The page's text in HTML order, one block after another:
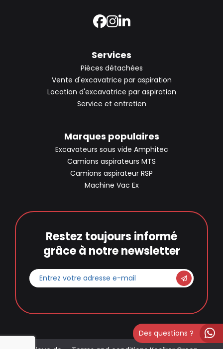
Services
Pièces détachées
Vente d'excavatrice par aspiration
Location d'excavatrice par aspiration
Service et entretien
Marques populaires
Excavateurs sous vide Amphitec
Camions aspirateurs MTS
Camions aspirateur RSP
Machine Vac Ex
Restez toujours informé
grâce à notre newsletter
Entrez
votre
e-
* Des questions ?